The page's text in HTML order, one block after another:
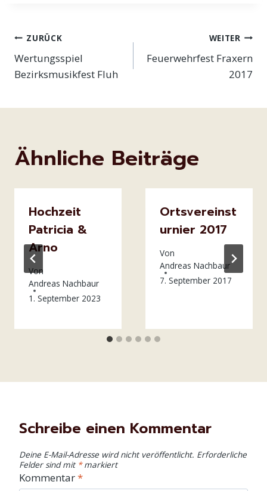
Beitragsnavigation
ZURÜCK
Wertungsspiel
Bezirksmusikfest Fluh
WEITER
Feuerwehrfest Fraxern
2017
Ähnliche Beiträge
Hochzeit
Patricia &
Arno
Von
Andreas Nachbaur
1. September 2023
Ortsvereinst
urnier 2017
Von
Andreas Nachbaur
7. September 2017
Schreibe einen Kommentar
Deine E-Mail-Adresse wird nicht veröffentlicht. Erforderliche
Felder sind mit *markiert
Kommentar*